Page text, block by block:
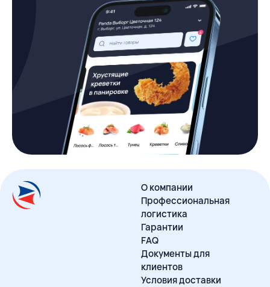
О компании
Профессиональная
логистика
Гарантии
FAQ
Документы для
клиентов
Условия доставки